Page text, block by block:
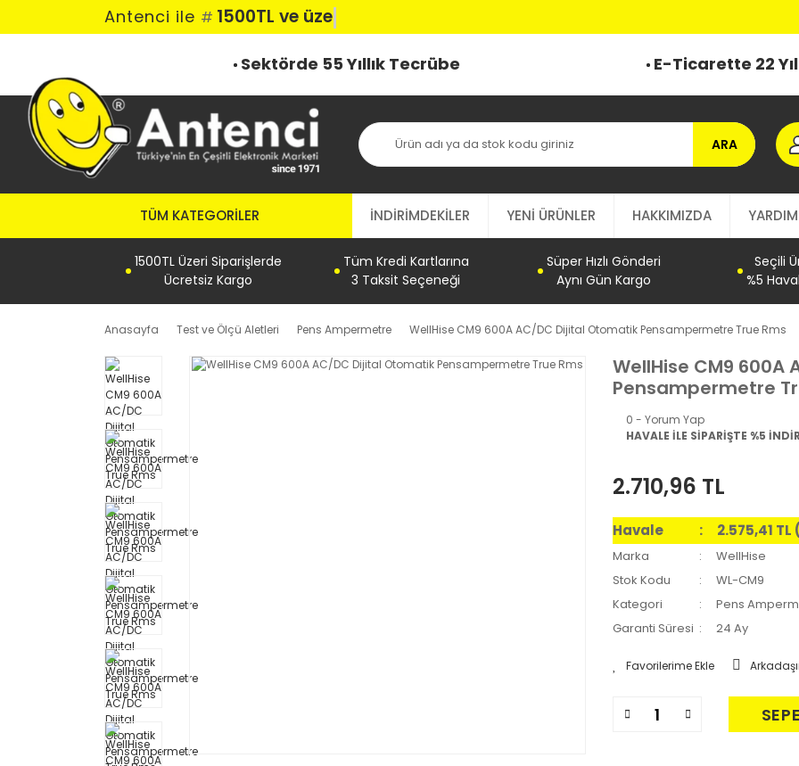
Antenci ile # 1500TL ve üzeri k
Sektörde 55 Yıllık Tecrübe E-Ticarette 22
ARA
TÜM KATEGORILER İNDİRİMDEKİLER YENİ ÜRÜNLER HAKKIMIZDA YARDIM
1500TL Üzeri Siparişlerde
Ücretsiz Kargo
Tüm Kredi Kartlarına
3 Taksit Seçeneği
Süper Hızlı Gönderi
Aynı Gün Kargo
Seçili
%5
Anasayfa Test ve Ölçü Aletleri Pens Ampermetre WellHise CM9 600A AC/DC Dijital Otomatik Pensampermetre True Rms
WellHise CM9
Pensampermetre
0 - Yorum Yap
HAVALE İLE SİPARİŞTE %5
2.710,96 TL
Havale 2.575,41
Marka
WellHise
Stok Kodu
WL-CM9
Kategori
Pens
Garanti Süresi
24 Ay